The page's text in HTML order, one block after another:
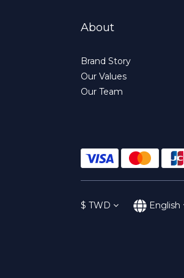
About
Brand Story
Our Values
Our Team
$ TWD English